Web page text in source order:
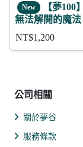
New 【夢100
無法解開的魔
NT$1,200
公司相關
關於夢谷
服務條款